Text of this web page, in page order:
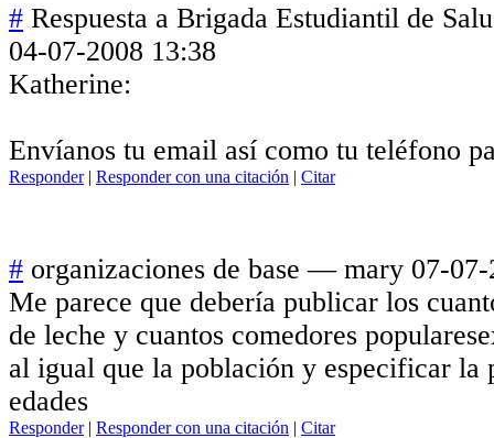
# Respuesta a Brigada Estudiantil de
04-07-2008 13:38
Katherine:
Envíanos tu email así como tu teléfono
Responder| Responder con una citación | Citar
# organizaciones de base — mary 07-
Me parece que debería publicar los
de leche y cuantos comedores
al igual que la población y especificar la
edades
Responder| Responder con una citación | Citar